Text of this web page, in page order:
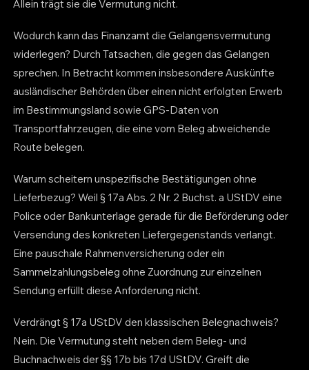
Allein trägt sie die Vermutung nicht.
Wodurch kann das Finanzamt die Gelangensvermutung
widerlegen? Durch Tatsachen, die gegen das Gelangen
sprechen. In Betracht kommen insbesondere Auskünfte
ausländischer Behörden über einen nicht erfolgten Erwerb
im Bestimmungsland sowie GPS-Daten von
Transportfahrzeugen, die eine vom Beleg abweichende
Route belegen.
Warum scheitern unspezifische Bestätigungen ohne
Lieferbezug? Weil § 17a Abs. 2 Nr. 2 Buchst. a UStDV eine
Police oder Bankunterlage gerade für die Beförderung oder
Versendung des konkreten Liefergegenstands verlangt.
Eine pauschale Rahmenversicherung oder ein
Sammelzahlungsbeleg ohne Zuordnung zur einzelnen
Sendung erfüllt diese Anforderung nicht.
Verdrängt § 17a UStDV den klassischen Belegnachweis?
Nein. Die Vermutung steht neben dem Beleg- und
Buchnachweis der §§ 17b bis 17d UStDV. Greift die